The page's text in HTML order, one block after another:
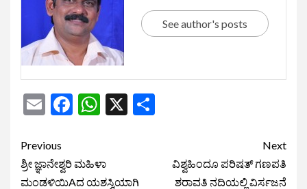
See author's posts
EmailFacebook
WhatsApp
X
Previous
ಶ್ರೀ ಜ್ಞಾನೇಶ್ವರಿ ಮಹಿಳಾ
ಮಂಡಳಿಯಿAದ ಯಶಸ್ವಿಯಾಗಿ
Next
ವಿಶ್ವಹಿಂದೂ ಪರಿಷತ್ ಗಣಪತಿ
ಶರಾವತಿ ನದಿಯಲ್ಲಿ ವಿರ್ಸಜನೆ